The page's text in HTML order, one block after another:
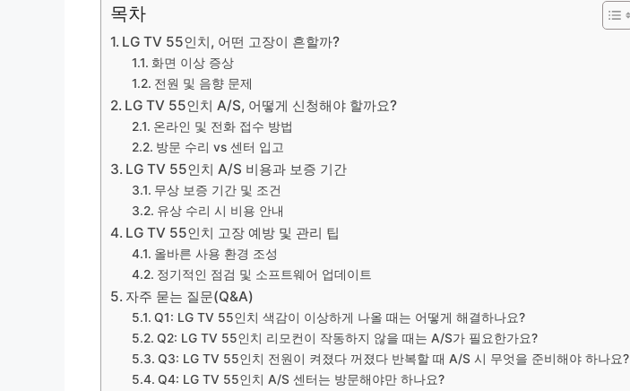
목차
LG TV 55인치, 어떤 고장이 흔할까?
화면 이상 증상
전원 및 음향 문제
LG TV 55인치 A/S, 어떻게 신청해야 할까요?
온라인 및 전화 접수 방법
방문 수리 vs 센터 입고
LG TV 55인치 A/S 비용과 보증 기간
무상 보증 기간 및 조건
유상 수리 시 비용 안내
LG TV 55인치 고장 예방 및 관리 팁
올바른 사용 환경 조성
정기적인 점검 및 소프트웨어 업데이트
자주 묻는 질문(Q&A)
Q1: LG TV 55인치 색감이 이상하게 나올 때는 어떻게 해결하나요?
Q2: LG TV 55인치 리모컨이 작동하지 않을 때는 A/S가 필요한가요?
Q3: LG TV 55인치 전원이 켜졌다 꺼졌다 반복할 때 A/S 시 무엇을 준비해야 하나요?
Q4: LG TV 55인치 A/S 센터는 방문해야만 하나요?